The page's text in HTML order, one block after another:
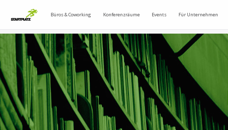
Büros & Coworking Konferenzräume Events Für Unternehmen